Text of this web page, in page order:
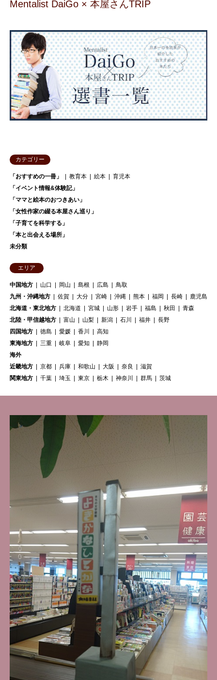
Mentalist DaiGo × 本屋さんTRIP
カテゴリー
「おすすめの一冊」 教育本 絵本
育児本
「イベント情報&体験記」
「ママと絵本のおつきあい」
「女性作家の綴る本屋さん巡り」
「子育てを科学する」
「本と出会える場所」
未分類
エリア
中国地方 山口 岡山 島根 広島
鳥取
九州・沖縄地方
佐賀 大分 宮崎 沖縄 熊本 福岡 長崎
鹿児島
北海道・東北地方
北海道 宮城 山形 岩手 福島 秋田
青森
北陸・甲信越地方
富山 山梨 新潟 石川 福井
長野
四国地方
徳島 愛媛 香川
高知
東海地方
三重 岐阜 愛知
静岡
海外
近畿地方
京都 兵庫 和歌山 大阪 奈良
滋賀
関東地方
千葉 埼玉 東京 栃木 神奈川 群馬 茨城